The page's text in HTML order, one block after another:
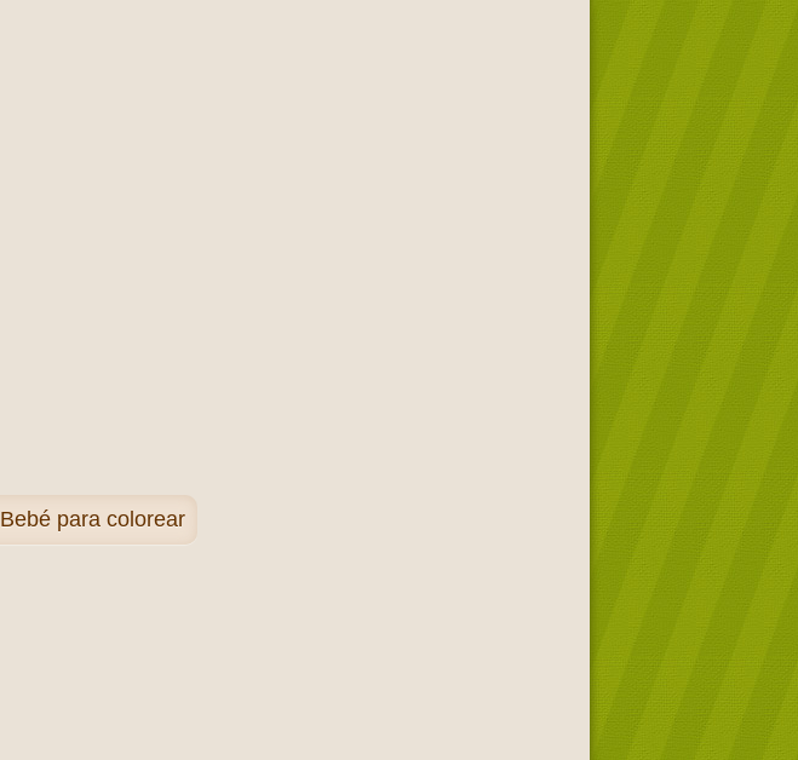
Bebé para colorear